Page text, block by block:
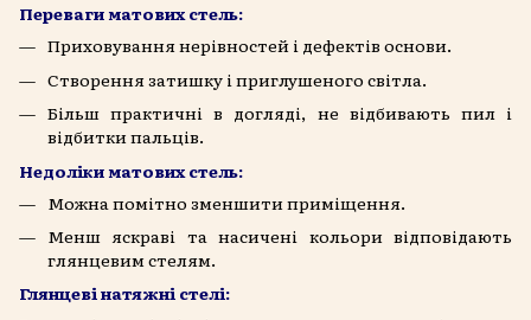
Переваги матових стель:
Приховування нерівностей і дефектів основи.
Створення затишку і приглушеного світла.
Більш практичні в догляді, не відбивають пил і
відбитки пальців.
Недоліки матових стель:
Можна помітно зменшити приміщення.
Менш яскраві та насичені кольори відповідають
глянцевим стелям.
Глянцеві натяжні стелі: